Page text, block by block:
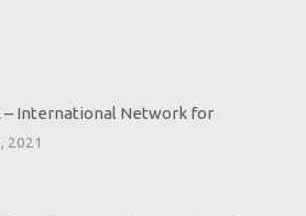
Values to Interpret Oscillometry:
LEAD Study
– International Network for
2021